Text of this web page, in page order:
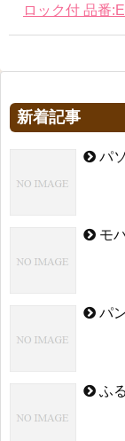
ロック付 品番
新着記事
パ
モ
パ
ふ